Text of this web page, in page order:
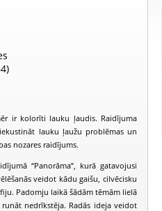
ir kolorīti lauku ļaudis. Raidījuma
lauku ļaužu problēmas un
nozares raidījums.
“Panorāma”, kurā gatavojusi
veidot kādu gaišu, cilvēcisku
Padomju laikā šādām tēmām lielā
nedrīkstēja. Radās ideja veidot